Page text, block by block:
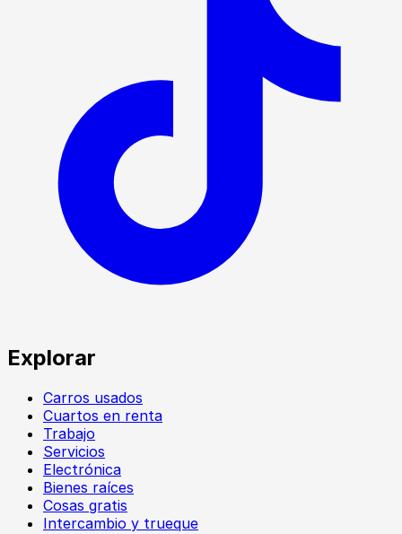
Explorar
Carros usados
Cuartos en renta
Trabajo
Servicios
Electrónica
Bienes raíces
Cosas gratis
Intercambio y trueque